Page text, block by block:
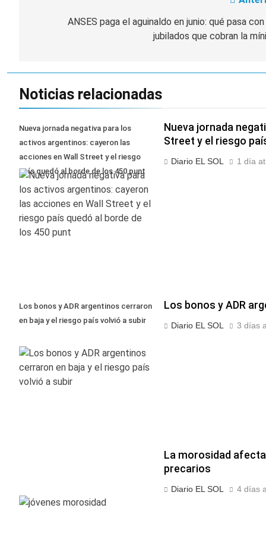
ANSES paga el aguinaldo en junio: qué pasa
jubilados que cobran la
Noticias relacionadas
Nueva jornada negativa para los
activos argentinos: cayeron las
acciones en Wall Street y el riesgo
país quedó al borde de los 450 punt
Nueva jornada
Street y el riesgo
Diario EL SOL 1 día
Los bonos y ADR argentinos cerraron
en baja y el riesgo país volvió a subir
Los bonos y ADR
Diario EL SOL 3 días
La morosidad
precarios
Diario EL SOL 4 días